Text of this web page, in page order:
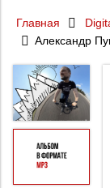
Главная
Александр